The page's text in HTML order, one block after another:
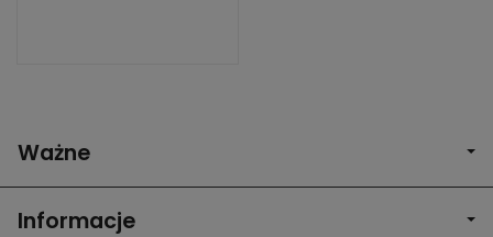
Ważne
Informacje